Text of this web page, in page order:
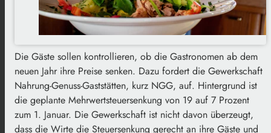
Die Gäste sollen kontrollieren, ob die Gastronomen ab dem
neuen Jahr ihre Preise senken. Dazu fordert die Gewerkschaft
Nahrung-Genuss-Gaststätten, kurz NGG, auf. Hintergrund ist
die geplante Mehrwertsteuersenkung von 19 auf 7 Prozent
zum 1. Januar. Die Gewerkschaft ist nicht davon überzeugt,
dass die Wirte die Steuersenkung gerecht an ihre Gäste und